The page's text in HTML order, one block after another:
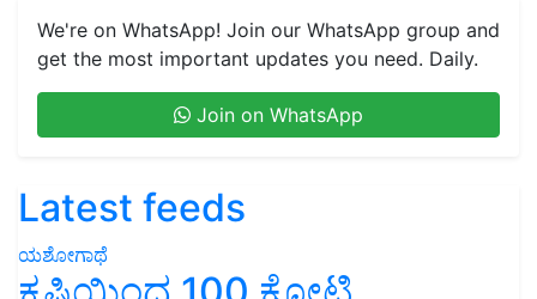
We're on WhatsApp! Join our WhatsApp group and
get the most important updates you need. Daily.
Join on WhatsApp
Latest feeds
ಯಶೋಗಾಥೆ